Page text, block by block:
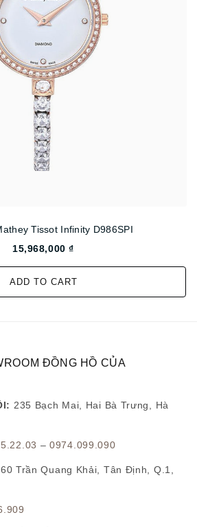
Tissot Infinity D986SPI
15,968,000 ₫
ADD TO CART
ĐỒNG HỒ CỦA
235 Bạch Mai, Hai Bà Trưng, Hà
–0974.099.090
60 Trần Quang Khải, Tân Định, Q.1,